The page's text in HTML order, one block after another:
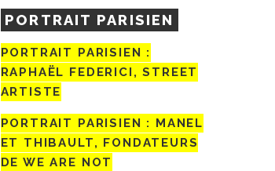
PORTRAIT PARISIEN
PORTRAIT PARISIEN :
RAPHAËL FEDERICI, STREET
ARTISTE
PORTRAIT PARISIEN : MANEL
ET THIBAULT, FONDATEURS
DE WE ARE NOT